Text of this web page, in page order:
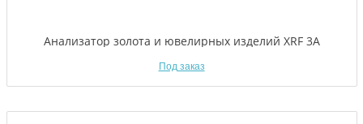
Анализатор золота и ювелирных изделий XRF 3А
Под заказ